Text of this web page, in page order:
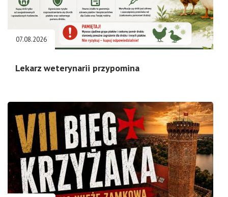
07.08.2026
Lekarz weterynarii przypomina